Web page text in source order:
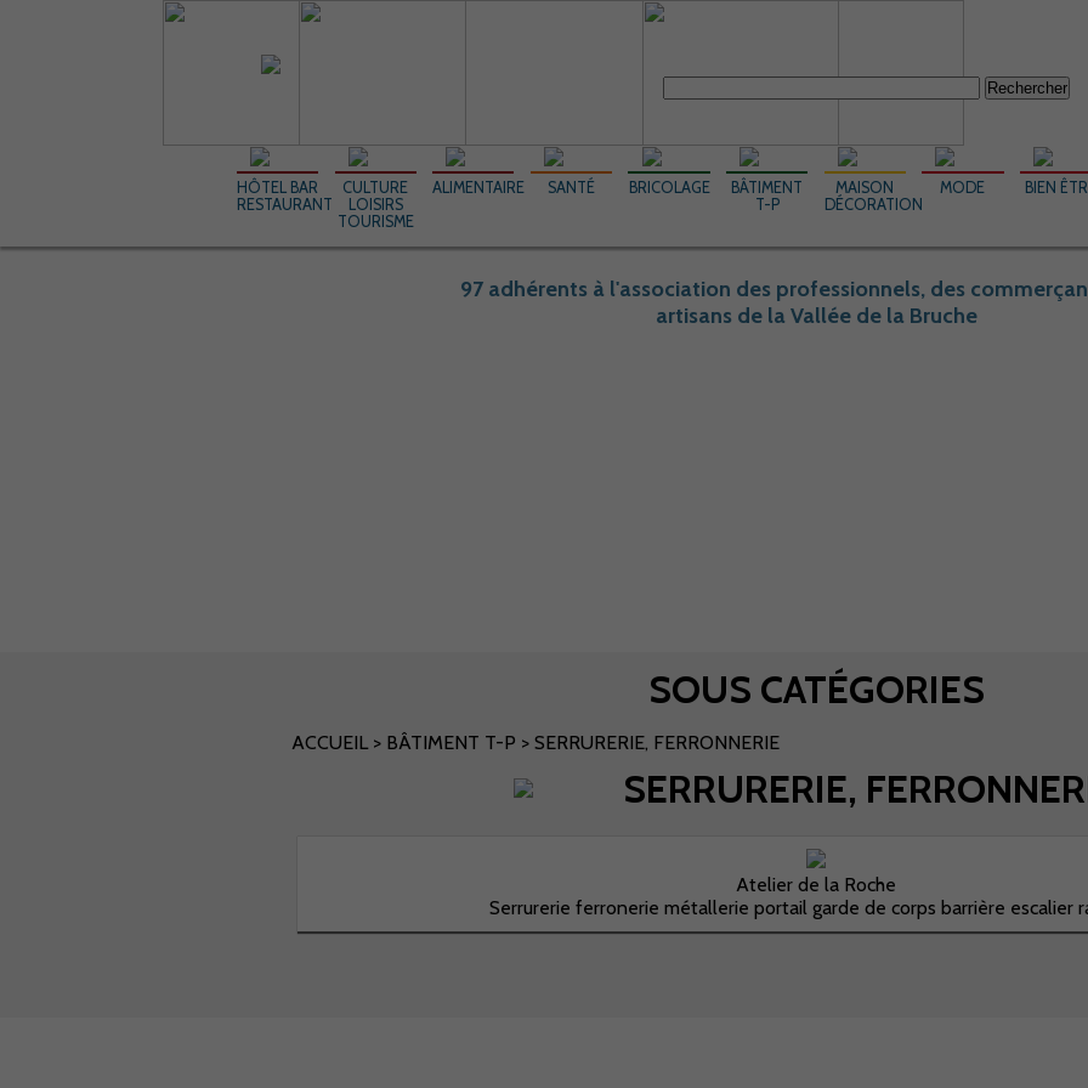
HÔTEL BAR
RESTAURANT
CULTURE
LOISIRS
TOURISME
ALIMENTAIRE SANTÉ BRICOLAGE
BÂTIMENT
T-P
MAISON
DÉCORATION
MODE BIEN
97 adhérents à l'association des professionnels, des
artisans de la Vallée de la Bruche
SOUS CATÉGORIES
ACCUEIL> BÂTIMENT T-P >SERRURERIE, FERRONNERIE
SERRURERIE,
Atelier de la Roche
Serrurerie ferronerie métallerie portail garde de corps barrière escalier